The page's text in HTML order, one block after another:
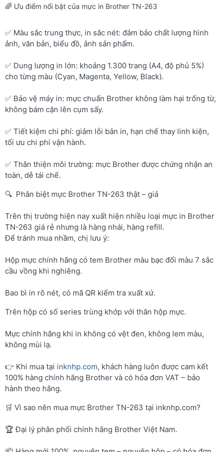
🌈 Ưu điểm nổi bật của mực in Brother TN-263
✅ Màu sắc trung thực, in sắc nét: đảm bảo chất lượng hình
ảnh, văn bản, biểu đồ, ảnh sản phẩm.
✅ Dung lượng in lớn: khoảng 1.300 trang (A4, độ phủ 5%)
cho từng màu (Cyan, Magenta, Yellow, Black).
✅ Bảo vệ máy in: mực chuẩn Brother không làm hại trống từ,
không bám cặn lên cụm sấy.
✅ Tiết kiệm chi phí: giảm lỗi bản in, hạn chế thay linh kiện,
tối ưu chi phí vận hành.
✅ Thân thiện môi trường: mực Brother được chứng nhận an
toàn, dễ tái chế.
🔍 Phân biệt mực Brother TN-263 thật – giả
Trên thị trường hiện nay xuất hiện nhiều loại mực in Brother
TN-263 giá rẻ nhưng là hàng nhái, hàng refill.
Để tránh mua nhầm, chị lưu ý:
Hộp mực chính hãng có tem Brother màu bạc đổi màu 7 sắc
cầu vồng khi nghiêng.
Bao bì in rõ nét, có mã QR kiểm tra xuất xứ.
Trên hộp có số series trùng khớp với thân hộp mực.
Mực chính hãng khi in không có vệt đen, không lem màu,
không mùi lạ.
👉 Khi mua tại inknhp.com, khách hàng luôn được cam kết
100% hàng chính hãng Brother và có hóa đơn VAT – bảo
hành theo hãng.
🛒 Vì sao nên mua mực Brother TN-263 tại inknhp.com?
🏆 Đại lý phân phối chính hãng Brother Việt Nam.